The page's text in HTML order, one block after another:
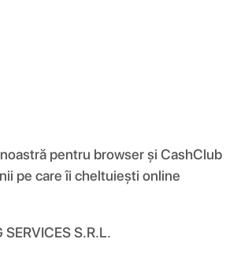
pentru browser și CashClub
pe care îi cheltuiești online
S.R.L.